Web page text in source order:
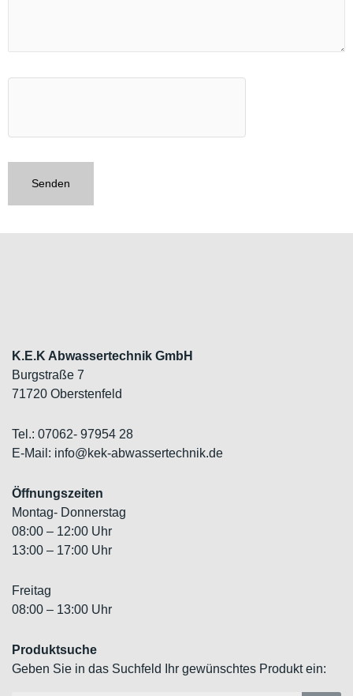
K.E.K Abwassertechnik GmbH
Burgstraße 7
71720 Oberstenfeld
Tel.: 07062- 97954 28
E-Mail: info@kek-abwassertechnik.de
Öffnungszeiten
Montag- Donnerstag
08:00 – 12:00 Uhr
13:00 – 17:00 Uhr
Freitag
08:00 – 13:00 Uhr
Produktsuche
Geben Sie in das Suchfeld Ihr gewünschtes Produkt ein: